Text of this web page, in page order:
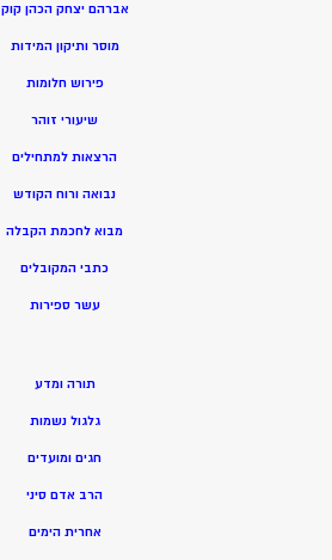
אברהם יצחק הכהן קוק
מוסר ותיקון המידות
פירוש חלומות
שיעורי זוהר
הרצאות למתחילים
נבואה ורוח הקודש
מבוא לחכמת הקבלה
כתבי המקובלים
עשר ספירות
תורה ומדע
גלגול נשמות
חגים ומועדים
הרב אדם סיני
אחרית הימים